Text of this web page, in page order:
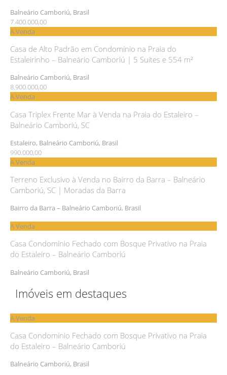
Balneário Camboriú, Brasil
7.400.000,00
A Venda
Casa de Alto Padrão em Condomínio na Praia do
Estaleirinho – Balneário Camboriú | 5 Suítes e 554 m²
Balneário Camboriú, Brasil
8.900.000,00
A Venda
Casa Triplex Frente Mar à Venda na Praia do Estaleiro –
Balneário Camboriú, SC
Estaleiro, Balneário Camboriú, Brasil
990.000,00
A Venda
Terreno Exclusivo à Venda no Bairro da Barra – Balneário
Camboriú, SC | Moradas da Barra
Bairro da Barra – Balneário Camboriú, Brasil
A Venda
Casa Condomínio Fechado com Bosque Privativo na Praia
do Estaleiro – Balneário Camboriú
Balneário Camboriú, Brasil
Imóveis em destaques
A Venda
Casa Condomínio Fechado com Bosque Privativo na Praia
do Estaleiro – Balneário Camboriú
Balneário Camboriú, Brasil